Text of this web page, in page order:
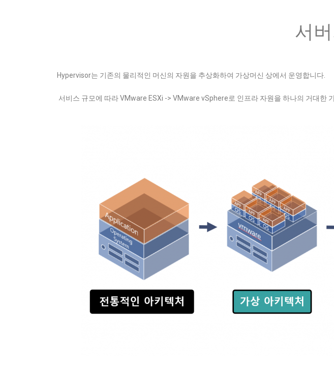
서
Hypervisor는 기존의 물리적인 머신의 자원을 추상화하여 가상머신 상에서 운영합니다.
서비스 규모에 따라 VMware ESXi -> VMware vSphere로 인프라 자원을 하나의 거대한